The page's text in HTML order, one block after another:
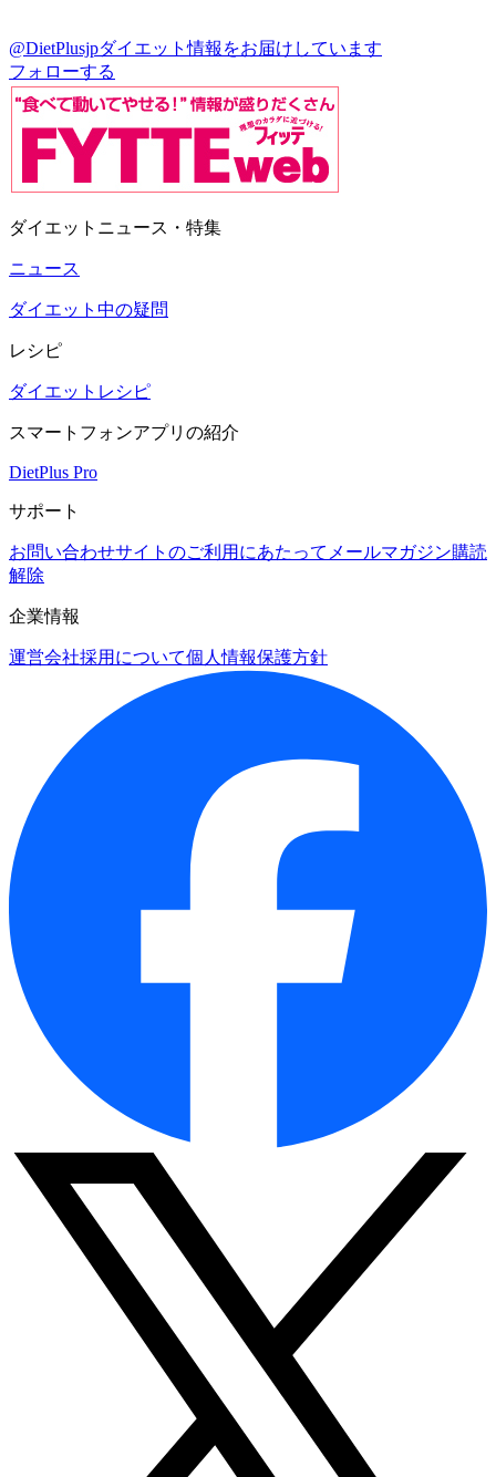
@DietPlusjpダイエット情報をお届けしています
フォローする
ダイエットニュース・特集
ニュース
ダイエット中の疑問
レシピ
ダイエットレシピ
スマートフォンアプリの紹介
DietPlus Pro
サポート
お問い合わせサイトのご利用にあたって メールマガジン購読
解除
企業情報
運営会社採用について個人情報保護方針